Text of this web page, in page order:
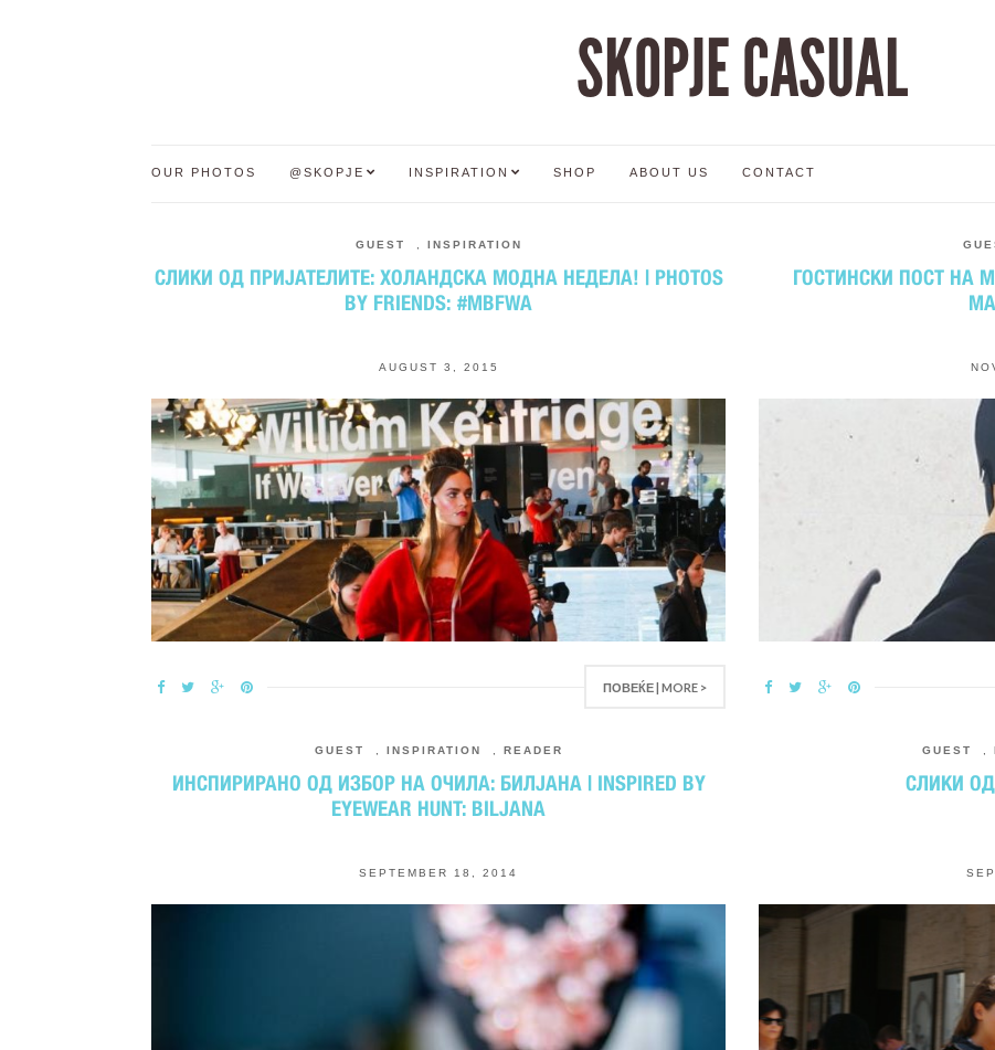
SKOPJE CASUAL
OUR PHOTOS @SKOPJE INSPIRATION SHOP ABOUT US CONTACT
GUEST INSPIRATION
СЛИКИ ОД ПРИЈАТЕЛИТЕ: ХОЛАНДСКА МОДНА НЕДЕЛА! | PHOTOS
BY FRIENDS: #MBFWA
AUGUST 3, 2015
ПОВЕЌЕ | MORE >
ГОСТИНСКИ ПОСТ НА
GUEST INSPIRATION READER
ИНСПИРИРАНО ОД ИЗБОР НА ОЧИЛА: БИЛЈАНА | INSPIRED BY
EYEWEAR HUNT: BILJANA
SEPTEMBER 18, 2014
GUEST
СЛИКИ ОД